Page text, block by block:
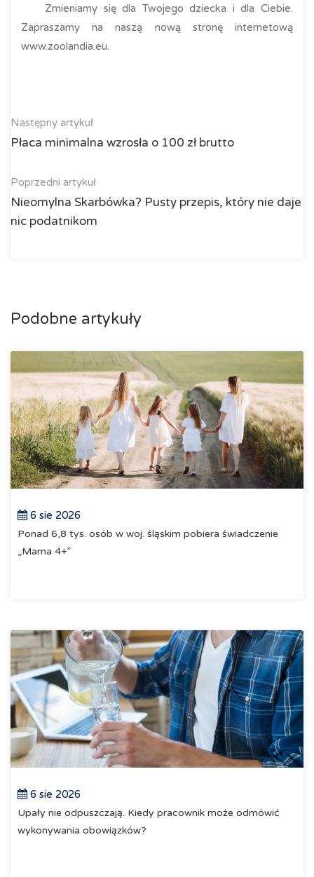
Zmieniamy się dla Twojego dziecka i dla Ciebie.
Zapraszamy na naszą nową stronę internetową
www.zoolandia.eu.
Następny artykuł
Płaca minimalna wzrosła o 100 zł brutto
Poprzedni artykuł
Nieomylna Skarbówka? Pusty przepis, który nie daje
nic podatnikom
Podobne artykuły
6 sie 2026
Ponad 6,8 tys. osób w woj. śląskim pobiera świadczenie
„Mama 4+”
6 sie 2026
Upały nie odpuszczają. Kiedy pracownik może odmówić
wykonywania obowiązków?